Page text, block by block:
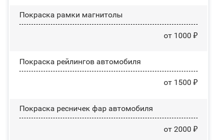
Покраска рамки магнитолы
от 1000 ₽
Покраска рейлингов автомобиля
от 1500 ₽
Покраска ресничек фар автомобиля
от 2000 ₽